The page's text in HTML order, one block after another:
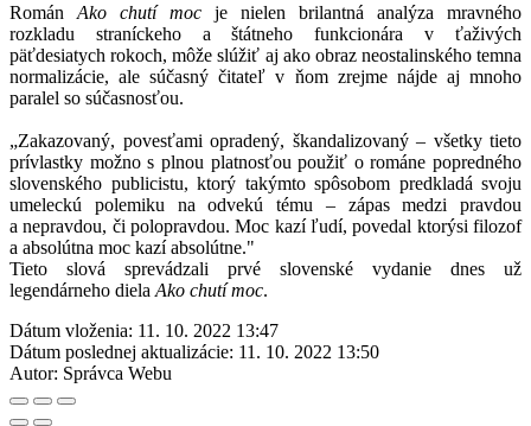
Román Ako chutí moc je nielen brilantná analýza mravného
rozkladu straníckeho a štátneho funkcionára v ťaživých
päťdesiatych rokoch, môže slúžiť aj ako obraz neostalinského temna
normalizácie, ale súčasný čitateľ v ňom zrejme nájde aj mnoho
paralel so súčasnosťou.
„Zakazovaný, povesťami opradený, škandalizovaný – všetky tieto
prívlastky možno s plnou platnosťou použiť o románe popredného
slovenského publicistu, ktorý takýmto spôsobom predkladá svoju
umeleckú polemiku na odvekú tému – zápas medzi pravdou
a nepravdou, či polopravdou. Moc kazí ľudí, povedal ktorýsi filozof
a absolútna moc kazí absolútne."
Tieto slová sprevádzali prvé slovenské vydanie dnes už
legendárneho diela Ako chutí moc.
Dátum vloženia: 11. 10. 2022 13:47
Dátum poslednej aktualizácie: 11. 10. 2022 13:50
Autor: Správca Webu